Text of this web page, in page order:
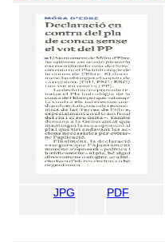
JPG PDF